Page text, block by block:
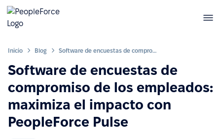
Inicio Blog Software de encuestas de compromiso de los empleados: maximiza el impacto con PeopleForce Pulse
Software de encuestas de
compromiso de los empleados:
maximiza el impacto con
PeopleForce Pulse